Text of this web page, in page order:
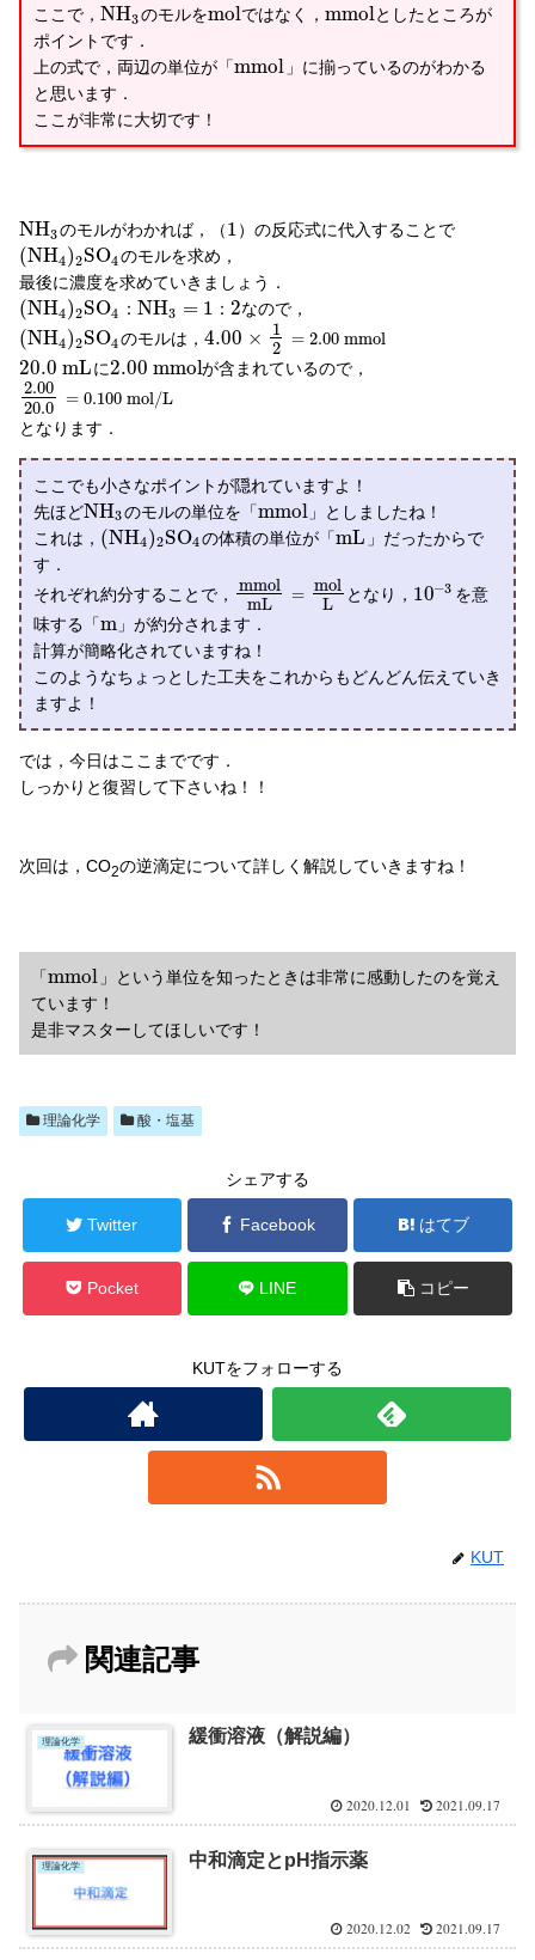
ここで， NH3のモルをmolではなく， mmolとしたところが
ポイントです．
上の式で，両辺の単位が「mmol 」に揃っているのがわかる
と思います．
ここが非常に大切です！
NH3のモルがわかれば，（1）の反応式に代入することで
(NH4)2SO4のモルを求め，
最後に濃度を求めていきましょう．
(NH4)2SO4 ： NH3 = 1 ：2なので，
(NH4)2SO4のモルは，4.00 ×
1
2
= 2.00 mmol
20.0 mLに2.00 mmolが含まれているので，
2.00
20.0
= 0.100 mol/L
となります．
ここでも小さなポイントが隠れていますよ！
先ほどNH3のモルの単位を「mmol 」としましたね！
これは， (NH4)2SO4の体積の単位が「mL 」だったからで
す．
それぞれ約分することで，
mmol
mL = mol
L
となり， 10−3 を意
味する「m 」が約分されます．
計算が簡略化されていますね！
このようなちょっとした工夫をこれからもどんどん伝えていき
ますよ！
では，今日はここまでです．
しっかりと復習して下さいね！！
次回は，CO2の逆滴定について詳しく解説していきますね！
「mmol 」という単位を知ったときは非常に感動したのを覚え
ています！
是非マスターしてほしいです！
理論化学 酸・塩基
シェアする
Twitter Facebook はてブ
Pocket LINE コピー
KUTをフォローする
KUT
関連記事
理論化学 緩衝溶液（解説編）
2020.12.01 2021.09.17
理論化学 中和滴定とpH指示薬
2020.12.02 2021.09.17